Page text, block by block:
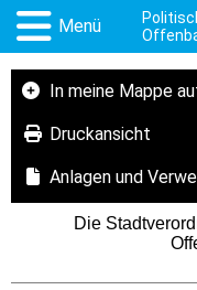
Menü
In meine Mappe
Druckansicht
Anlagen und
Die